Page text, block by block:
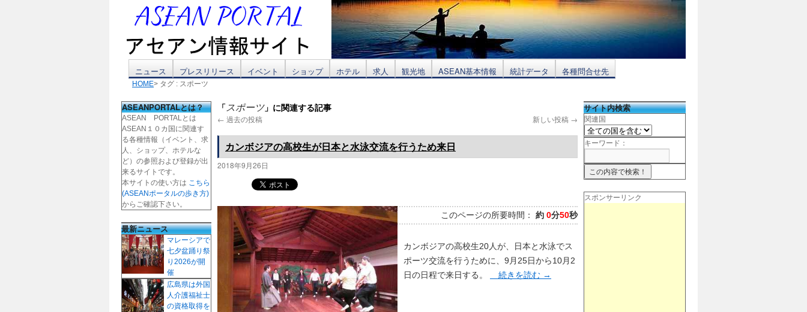
テ
ン
ツ
へ
ス
キ
ッ
プ
ニュース プレスリリース イベント ショップ ホテル 求人 観光地 ASEAN基本情報 統計データ 各種問合せ先
HOME> タグ : スポーツ
「 スポーツ」に関連する記事
← 過去の投稿 新しい投稿 →
カンボジアの高校生が日本と水泳交流を行うため来日
2018年9月26日
このページの所要時間： 約 0分50秒
カンボジアの高校生20人が、日本と水泳でス
ポーツ交流を行うために、9月25日から10月2
日の日程で来日する。
続きを読む →
ASEANPORTALとは？
ASEAN PORTALとは
ASEAN１０カ国に関連す
る各種情報（イベント、求
人、ショップ、ホテルな
ど）の参照および登録が出
来るサイトです。
本サイトの使い方は こちら
(ASEANポータルの歩き方)
からご確認下さい。
最新ニュース
マレーシアで
七夕盆踊り祭
り2026が開
催
広島県は外国
人介護福祉士
の資格取得を
サイト内検索
関連国
キーワード：
スポンサーリンク